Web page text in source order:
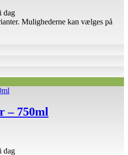
dag
Mulighederne kan vælges på
– 750ml
dag